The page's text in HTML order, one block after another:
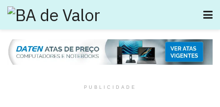
PUBLICIDADE